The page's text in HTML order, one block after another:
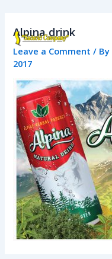
content
Alpina drink
Leave a Comment / By
2017